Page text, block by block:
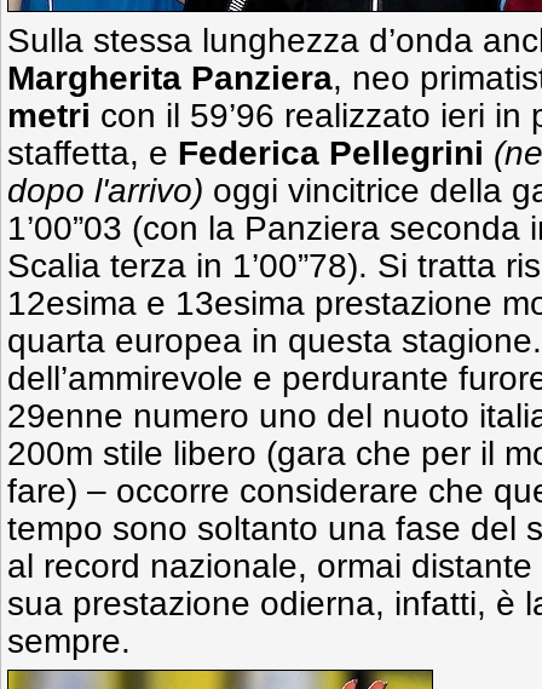
Sulla stessa lunghezza d’onda
Margherita Panziera, neo
metri con il 59’96 realizzato ieri in
staffetta, e Federica Pellegrini
dopo l'arrivo) oggi vincitrice della
1’00”03 (con la Panziera seconda
Scalia terza in 1’00”78). Si tratta
12esima e 13esima prestazione
quarta europea in questa
dell’ammirevole e perdurante
29enne numero uno del nuoto
200m stile libero (gara che per il
fare) – occorre considerare che
tempo sono soltanto una fase del
al record nazionale, ormai
sua prestazione odierna, infatti, è
sempre.